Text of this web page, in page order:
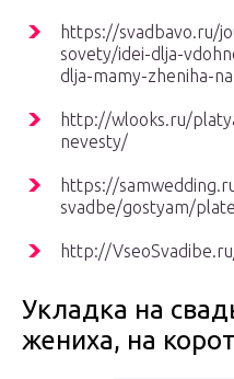
https://svadbavo.ru/
sovety/idei-dlja-
dlja-mamy-zheniha-
http://wlooks.ru/
nevesty/
https://
svadbe/gostyam/
http://
Укладка на
жениха, на